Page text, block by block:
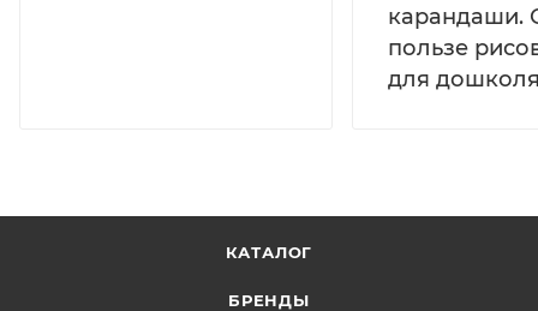
карандаши.
пользе
для
КАТАЛОГ
БРЕНДЫ